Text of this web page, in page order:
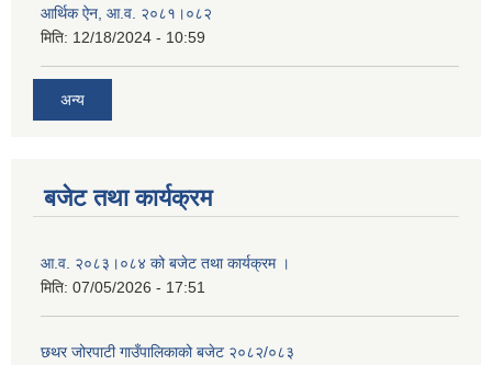
आर्थिक ऐन, आ.व. २०८१।०८२
मिति: 12/18/2024 - 10:59
अन्य
बजेट तथा कार्यक्रम
आ.व. २०८३।०८४ को बजेट तथा कार्यक्रम ।
मिति: 07/05/2026 - 17:51
छथर जोरपाटी गाउँपालिकाको बजेट २०८२/०८३